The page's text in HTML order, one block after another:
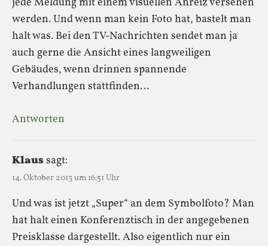
werden. Und wenn man kein Foto hat, bastelt man
halt was. Bei den TV-Nachrichten sendet man ja
auch gerne die Ansicht eines langweiligen
Gebäudes, wenn drinnen spannende
Verhandlungen stattfinden…
Antworten
Klaussagt:
14. Oktober 2013 um 16:51 Uhr
Und was ist jetzt „Super“ an dem Symbolfoto? Man
hat halt einen Konferenztisch in der angegebenen
Preisklasse dargestellt. Also eigentlich nur ein